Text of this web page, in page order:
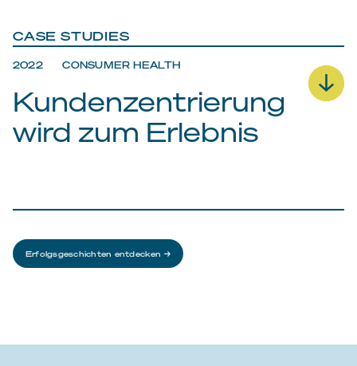
CASE STUDIES
2022 CONSUMER HEALTH
Kundenzentrierung
wird zum Erlebnis
Die Business Insights-Abteilung eines
Markenkonzerns wollte Kundenzentrierung
Erfolgsgeschichten entdecken →